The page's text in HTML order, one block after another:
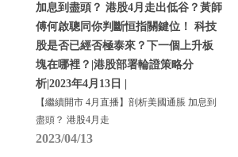
加息到盡頭？ 港股4月走出低谷？黃師
傅何啟聰同你判斷恒指關鍵位！ 科技
股是否已經否極泰來？下一個上升板
塊在哪裡？|港股部署輪證策略分
析|2023年4月13日 |
【繼續開市 4月直播】剖析美國通脹 加息到
盡頭？ 港股4月走
2023/04/13